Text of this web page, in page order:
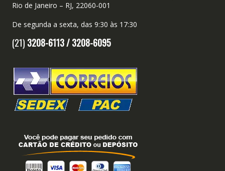
Rio de Janeiro – RJ, 22060-001
De segunda a sexta, das 9:30 às 17:30
(21) 3208-6113 /3208-6095